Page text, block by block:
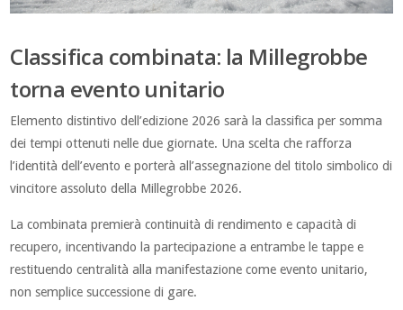
Classifica combinata: la Millegrobbe
torna evento unitario
Elemento distintivo dell’edizione 2026 sarà la classifica per somma
dei tempi ottenuti nelle due giornate. Una scelta che rafforza
l’identità dell’evento e porterà all’assegnazione del titolo simbolico di
vincitore assoluto della Millegrobbe 2026.
La combinata premierà continuità di rendimento e capacità di
recupero, incentivando la partecipazione a entrambe le tappe e
restituendo centralità alla manifestazione come evento unitario,
non semplice successione di gare.